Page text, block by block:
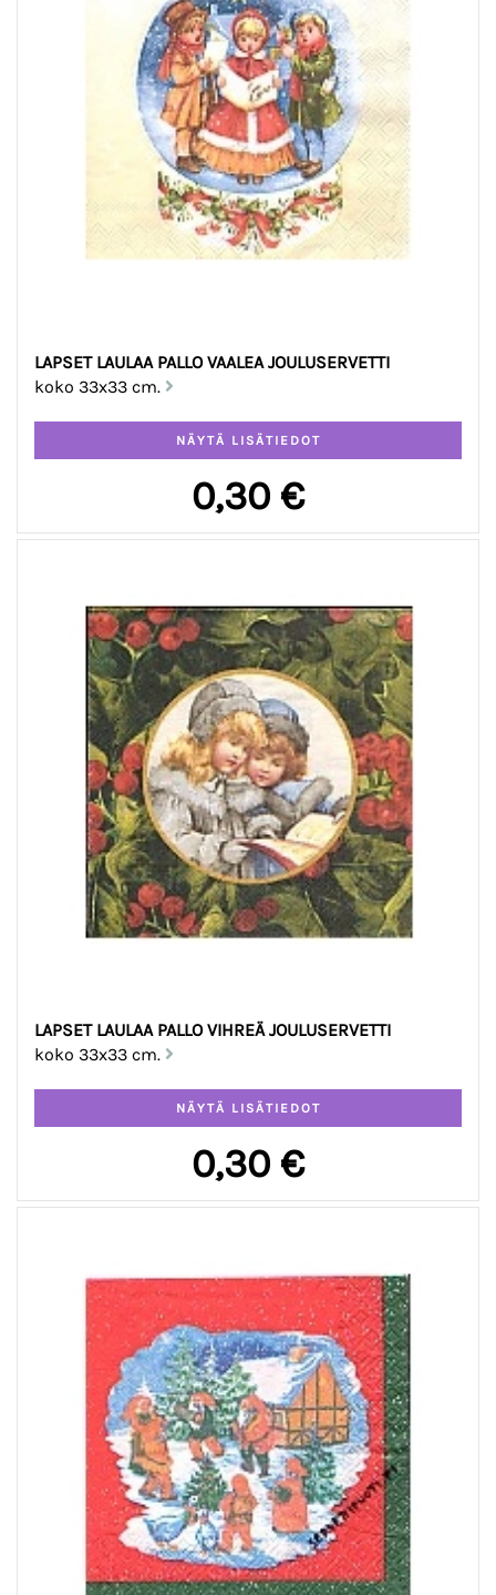
LAPSET LAULAA PALLO VAALEA JOULUSERVETTI
koko 33x33 cm.
0,30 €
LAPSET LAULAA PALLO VIHREÄ JOULUSERVETTI
koko 33x33 cm.
0,30 €